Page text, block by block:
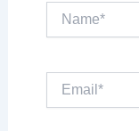
Email*